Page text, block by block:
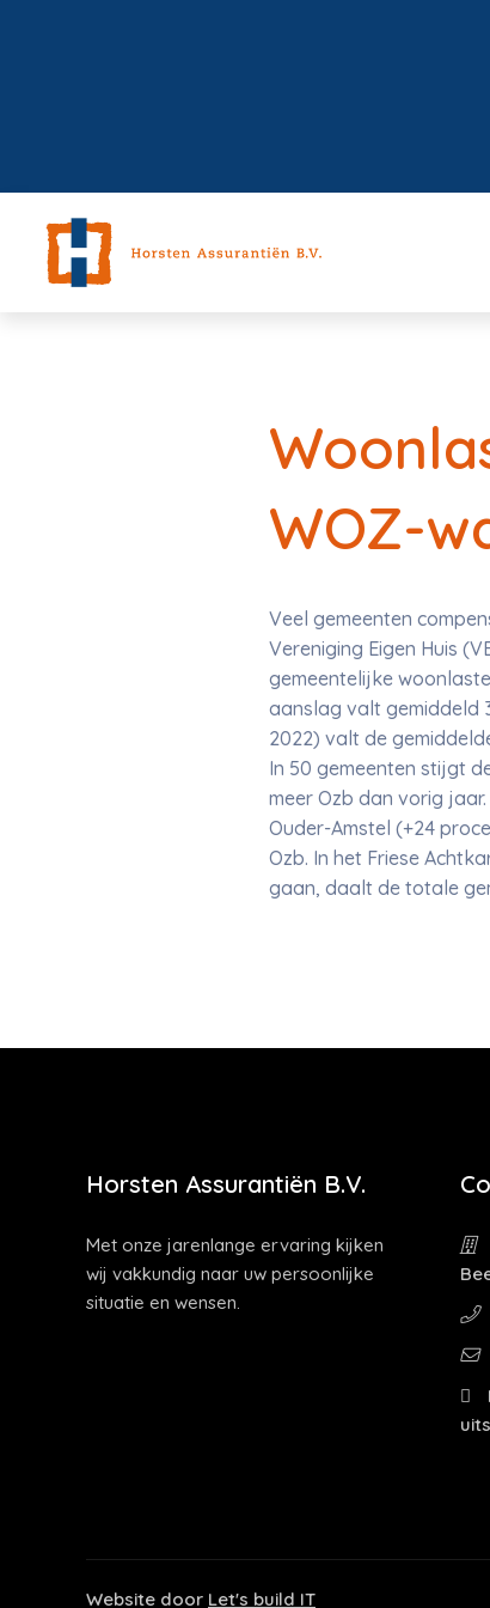
WOZ-
Veel gemeenten
Vereniging Eigen Huis
gemeentelijke
aanslag valt gemiddeld
2022) valt de
In 50 gemeenten stijgt
meer Ozb dan vorig
Ouder-Amstel (+24
Ozb. In het Friese
gaan, daalt de totale
Horsten Assurantiën B.V.
Met onze jarenlange ervaring kijken
wij vakkundig naar uw persoonlijke
situatie en wensen.
Website door Let's build IT